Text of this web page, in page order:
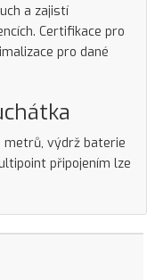
a zajistí
Certifikace pro
pro dané
metrů, výdrž baterie
připojením lze